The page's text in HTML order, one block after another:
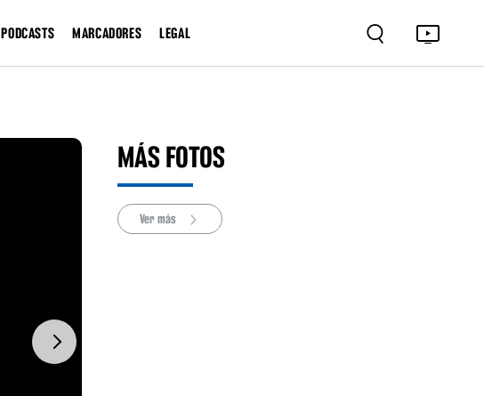
PODCASTS MARCADORES LEGAL
Next
MÁS FOTOS
Ver más